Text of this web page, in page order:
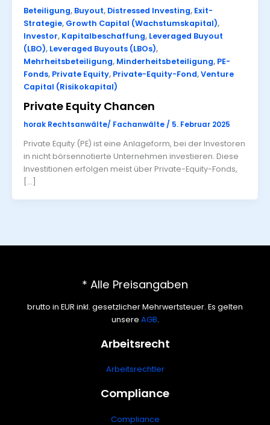
Beteiligung, Buyout, Distressed Investing, Exit-
Strategie, Growth Capital (Wachstumskapital),
Investor, Kapitalbeschaffung, Leveraged Buyout
(LBO), Leveraged Buyouts (LBOs),
Mehrheitsbeteiligung, Minderheitsbeteiligung, PE-
Fonds, Private Equity, Private-Equity-Fond,Venture
Capital (Risikokapital)
Private Equity Chancen
horak Rechtsanwälte/ Fachanwälte / 5. Februar 2025
Private Equity (PE) ist eine Anlageform, bei der Investoren
in nicht börsennotierte Unternehmen investieren. Diese
Investitionen erfolgen meist über Private-Equity-Fonds,
[…]
* Alle Preisangaben
brutto in EUR inkl. gesetzlicher Mehrwertsteuer. Es gelten
unsere AGB.
Arbeitsrecht
Arbeitsrechtler
Compliance
Compliance